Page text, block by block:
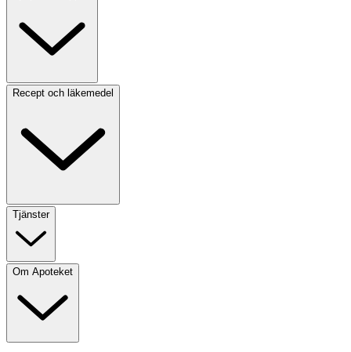
Recept och läkemedel
Tjänster
Om Apoteket